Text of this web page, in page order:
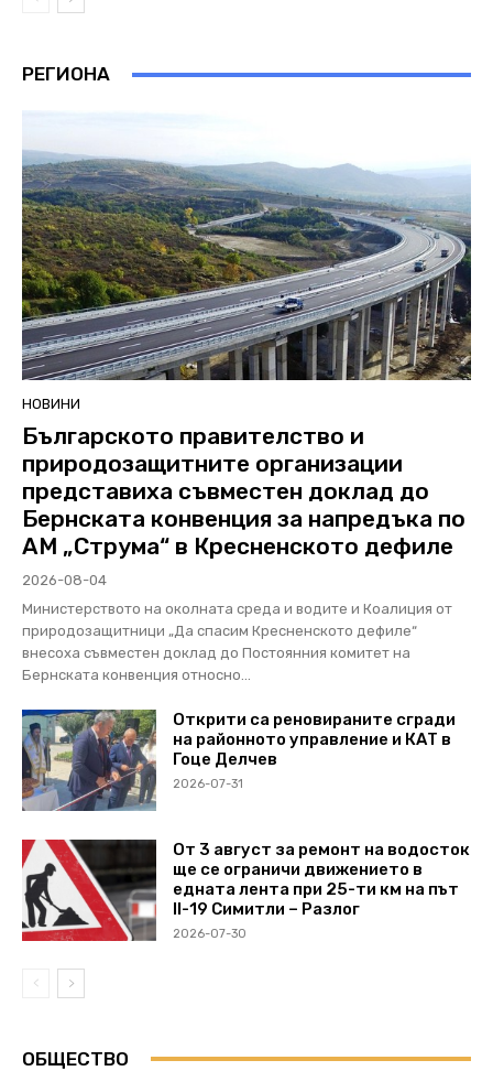
РЕГИОНА
НОВИНИ
Българското правителство и
природозащитните организации
представиха съвместен доклад до
Бернската конвенция за напредъка по
АМ „Струма“ в Кресненското дефиле
2026-08-04
Министерството на околната среда и водите и Коалиция от
природозащитници „Да спасим Кресненското дефиле“
внесоха съвместен доклад до Постоянния комитет на
Бернската конвенция относно...
Открити са реновираните сгради
на районното управление и КАТ в
Гоце Делчев
2026-07-31
От 3 август за ремонт на водосток
ще се ограничи движението в
едната лента при 25-ти км на път
II-19 Симитли – Разлог
2026-07-30
ОБЩЕСТВО